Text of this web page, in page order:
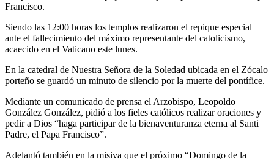
Francisco.
Siendo las 12:00 horas los templos realizaron el repique especial
ante el fallecimiento del máximo representante del catolicismo,
acaecido en el Vaticano este lunes.
En la catedral de Nuestra Señora de la Soledad ubicada en el Zócalo
porteño se guardó un minuto de silencio por la muerte del pontífice.
Mediante un comunicado de prensa el Arzobispo, Leopoldo
González González, pidió a los fieles católicos realizar oraciones y
pedir a Dios “haga participar de la bienaventuranza eterna al Santi
Padre, el Papa Francisco”.
Adelantó también en la misiva que el próximo “Domingo de la